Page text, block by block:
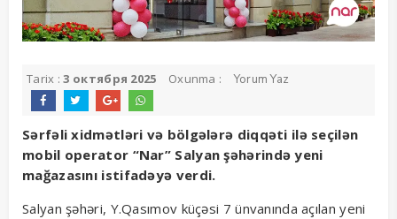
Tarix :3 октября 2025 Oxunma : Yorum Yaz
Sərfəli xidmətləri və bölgələrə diqqəti ilə seçilən
mobil operator “Nar” Salyan şəhərində yeni
mağazasını istifadəyə verdi.
Salyan şəhəri, Y.Qasımov küçəsi 7 ünvanında açılan yeni